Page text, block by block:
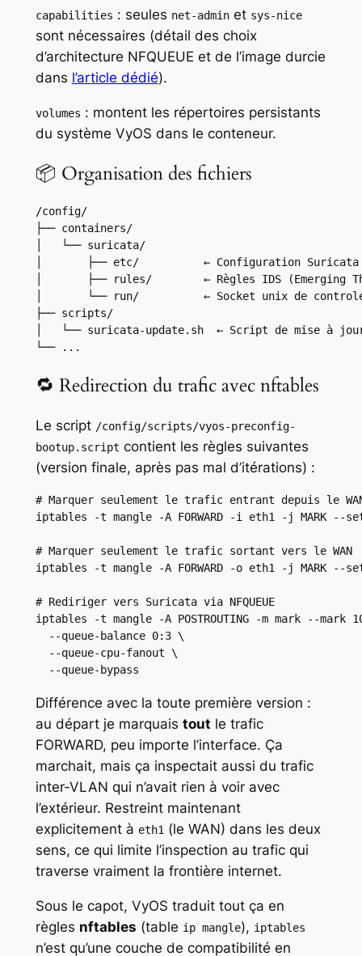
capabilities : seules net-adminet sys-nice
sont nécessaires (détail des choix
d’architecture NFQUEUE et de l’image durcie
dans l’article dédié).
volumes : montent les répertoires persistants
du système VyOS dans le conteneur.
📦 Organisation des fichiers
/config/
├── containers/
│   └── suricata/
│       ├── etc/          ← Configuration
│       ├── rules/        ← Règles IDS (Emerging
│       └── run/          ← Socket unix de controle
├── scripts/
│   └── suricata-update.sh  ← Script de mise à
└── ...
🔁 Redirection du trafic avec nftables
Le script /config/scripts/vyos-preconfig-
bootup.script contient les règles suivantes
(version finale, après pas mal d’itérations) :
# Marquer seulement le trafic entrant depuis le
iptables -t mangle -A FORWARD -i eth1 -j MARK --
# Marquer seulement le trafic sortant vers le WAN
iptables -t mangle -A FORWARD -o eth1 -j MARK --
# Rediriger vers Suricata via NFQUEUE
iptables -t mangle -A POSTROUTING -m mark --mark
  --queue-balance 0:3 \
  --queue-cpu-fanout \
  --queue-bypass
Différence avec la toute première version :
au départ je marquais tout le trafic
FORWARD, peu importe l’interface. Ça
marchait, mais ça inspectait aussi du trafic
inter-VLAN qui n’avait rien à voir avec
l’extérieur. Restreint maintenant
explicitement à eth1 (le WAN) dans les deux
sens, ce qui limite l’inspection au trafic qui
traverse vraiment la frontière internet.
Sous le capot, VyOS traduit tout ça en
règles nftables (table ip mangle), iptables
n’est qu’une couche de compatibilité en